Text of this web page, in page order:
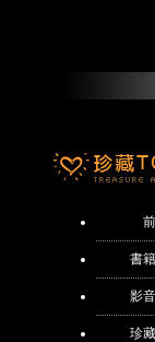
書
影
珍